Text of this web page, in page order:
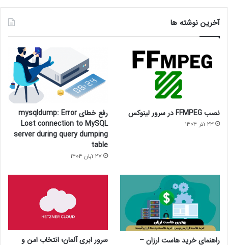
آخرین نوشته ها
نصب FFMPEG در سرور لینوکس
23 آذر 1404
رفع خطای mysqldump: Error
Lost connection to MySQL
server during query dumping
table
27 آبان 1404
راهنمای خرید هاست ارزان –
سرور ابری آلمان؛ انتخاب امن و